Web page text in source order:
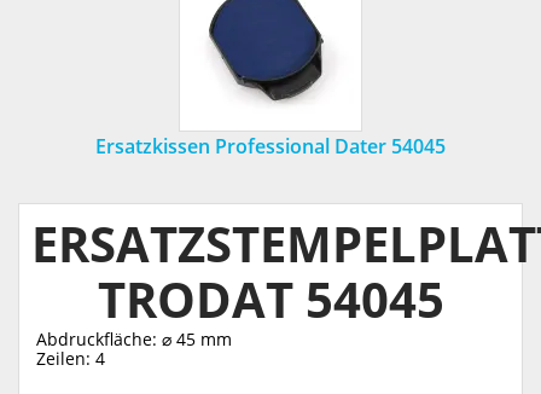
Ersatzkissen Professional Dater 54045
TRODAT 54045
Abdruckfläche: ⌀ 45 mm
Zeilen: 4